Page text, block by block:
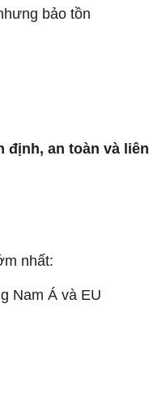
bảo tồn
định, an toàn và liên
nhất:
Nam Á và EU